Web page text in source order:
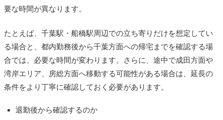
要な時間が異なります。
たとえば、千葉駅・船橋駅周辺での立ち寄りだけを想定してい
る場合と、都内勤務後から千葉方面への帰宅までを確認する場
合では、必要な時間が変わります。さらに、途中で成田方面や
湾岸エリア、房総方面へ移動する可能性がある場合は、延長の
条件をより丁寧に確認しておく必要があります。
退勤後から確認するのか